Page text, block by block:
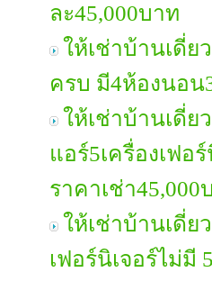
ละ45,000บาท
ให้เช่าบ้านเดี่ย
ครบ มี4ห้องนอน
ให้เช่าบ้านเดี่
แอร์5เครื่องเฟอ
ราคาเช่า45,000
ให้เช่าบ้านเดี่ย
เฟอร์นิเจอร์ไม่